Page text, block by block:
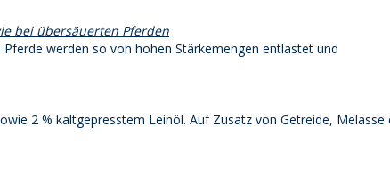
bei übersäuerten Pferden
werden so von hohen Stärkemengen entlastet und
2 % kaltgepresstem Leinöl. Auf Zusatz von Getreide, Melasse